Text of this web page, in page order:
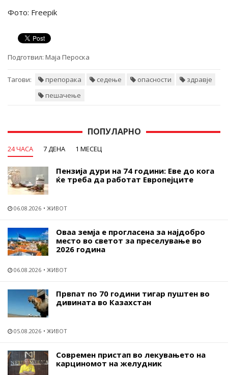
Фото: Freepik
Подготвил: Маја Пероска
Тагови: препорака седење опасности
здравје
пешачење
ПОПУЛАРНО
24 ЧАСА 7 ДЕНА 1 МЕСЕЦ
Пензија дури на 74 години: Еве до кога
ќе треба да работат Европејците
06.08.2026 ЖИВОТ
Оваа земја е прогласена за најдобро
место во светот за преселување во
2026 година
06.08.2026 ЖИВОТ
Првпат по 70 години тигар пуштен во
дивината во Казахстан
05.08.2026 ЖИВОТ
Современ пристап во лекувањето на
карциномот на желудник